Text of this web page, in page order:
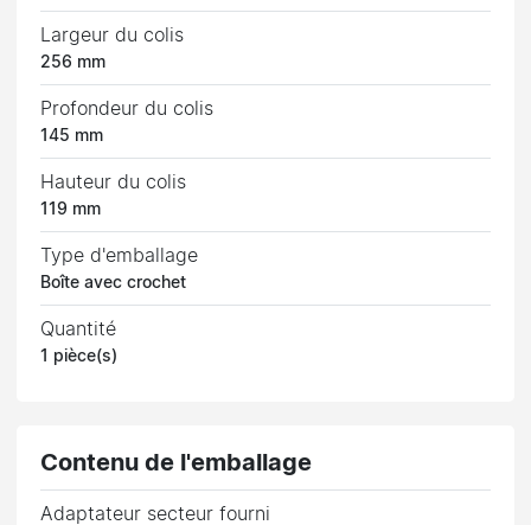
Largeur du colis
256 mm
Profondeur du colis
145 mm
Hauteur du colis
119 mm
Type d'emballage
Boîte avec crochet
Quantité
1 pièce(s)
Contenu de l'emballage
Adaptateur secteur fourni